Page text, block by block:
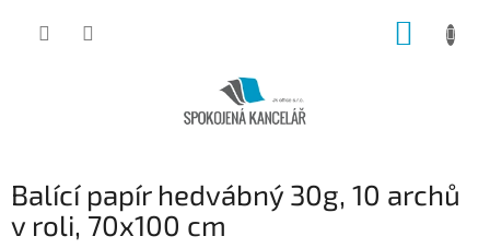
Balící papír hedvábný 30g, 10 archů
v roli, 70x100 cm